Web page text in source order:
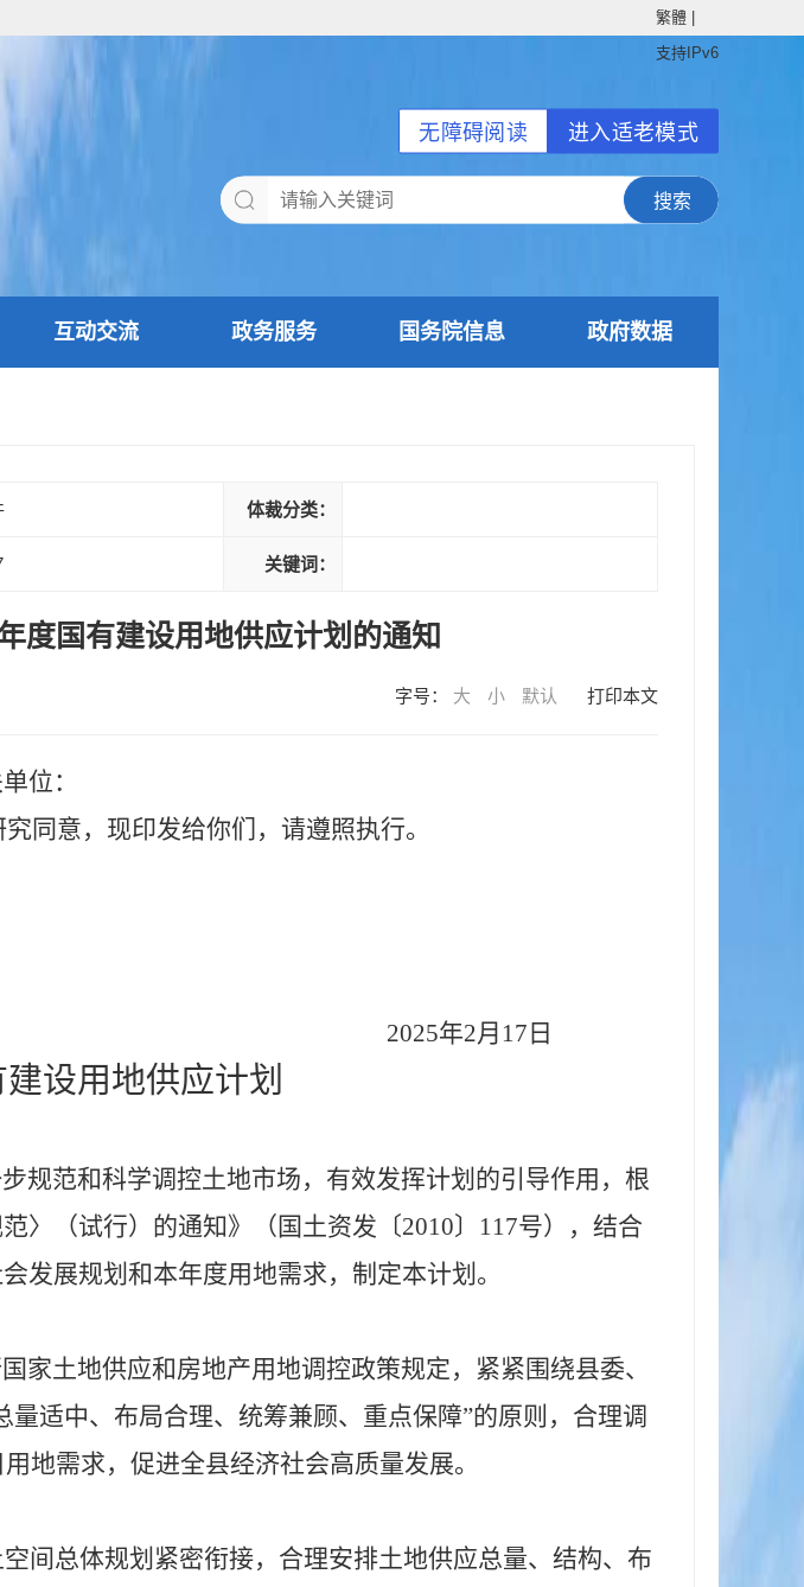
繁體
支持IPv6
进入适老模式
无障碍阅读
互动交流 政务服务 国务院信息 政府数据
体裁分类：
关键词：
度国有建设用地供应计划的通知
字号： 大 小 默认 打印本文
位：
究同意，现印发给你们，请遵照执行。
2025年2月17日
设用地供应计划
规范和科学调控土地市场，有效发挥计划的引导作用，根
〉（试行）的通知》（国土资发〔2010〕117号），结合
发展规划和本年度用地需求，制定本计划。
家土地供应和房地产用地调控政策规定，紧紧围绕县委、
量适中、布局合理、统筹兼顾、重点保障”的原则，合理调
地需求，促进全县经济社会高质量发展。
间总体规划紧密衔接，合理安排土地供应总量、结构、布